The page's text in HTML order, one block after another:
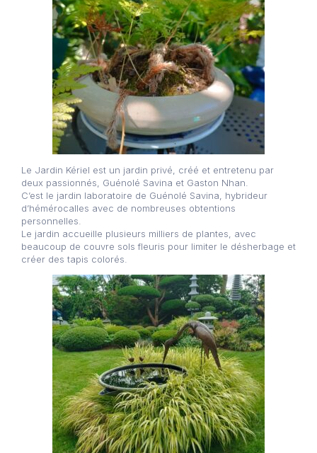
Le Jardin Kériel est un jardin privé, créé et entretenu par
deux passionnés, Guénolé Savina et Gaston Nhan.
C’est le jardin laboratoire de Guénolé Savina, hybrideur
d’hémérocalles avec de nombreuses obtentions
personnelles.
Le jardin accueille plusieurs milliers de plantes, avec
beaucoup de couvre sols fleuris pour limiter le désherbage et
créer des tapis colorés.